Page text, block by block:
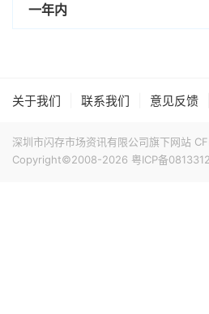
一年内
关于我们 联系我们 意见反馈
深圳市闪存市场资讯有限公司旗下网站
Copyright©2008-2026 粤ICP备